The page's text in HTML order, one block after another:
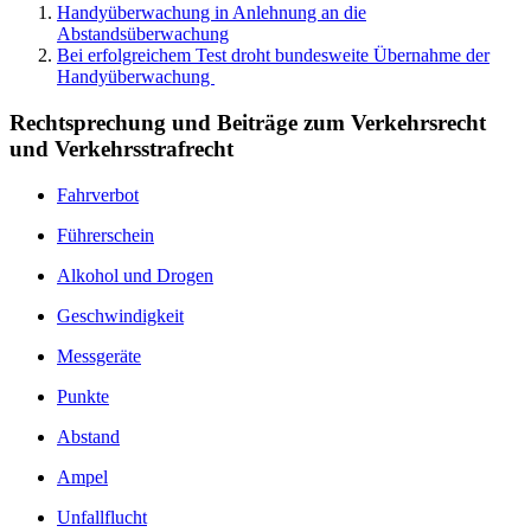
Handyüberwachung in Anlehnung an die
Abstandsüberwachung
Bei erfolgreichem Test droht bundesweite Übernahme der
Handyüberwachung
Rechtsprechung und Beiträge zum Verkehrsrecht
und Verkehrsstrafrecht
Fahrverbot
Führerschein
Alkohol und Drogen
Geschwindigkeit
Messgeräte
Punkte
Abstand
Ampel
Unfallflucht